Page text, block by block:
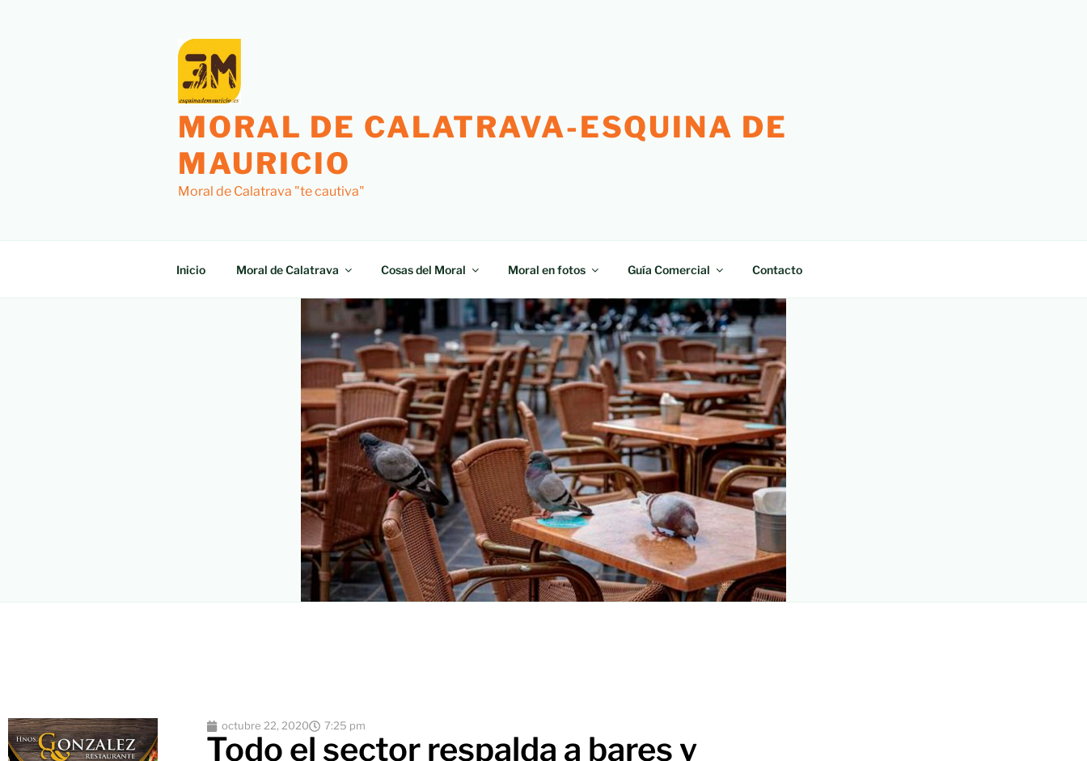
MORAL DE CALATRAVA-ESQUINA DE
MAURICIO
Moral de Calatrava "te cautiva"
Inicio Moral de Calatrava Cosas del Moral Moral en fotos Guía Comercial Contacto
octubre 22, 2020 7:25 pm
Todo el sector respalda a bares y